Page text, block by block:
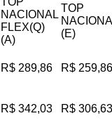
NACIONAL
FLEX(Q)
(A)
TOP
(E)
R$ 289,86 R$ 259,86
R$ 342,03 R$ 306,63